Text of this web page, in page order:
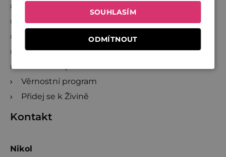
Online poukazy
Recepty
Reklamace a zrušení objednávky
Věrnostní program
Přidej se k Živině
Kontakt
Nikol
SOUHLASÍM
ODMÍTNOUT